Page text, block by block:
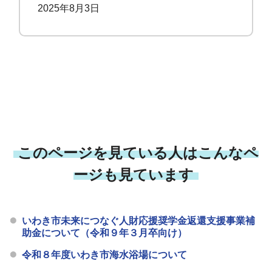
2025年8月3日
このページを見ている人はこんなペ
ージも見ています
いわき市未来につなぐ人財応援奨学金返還支援事業補
助金について（令和９年３月卒向け）
令和８年度いわき市海水浴場について